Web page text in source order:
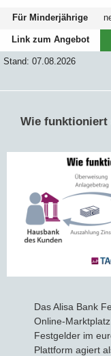
Für Minderjährige
Link zum Angebot
Stand: 07.08.2026
Wie funktioniert
Das Alisa Bank
Online-
Festgelder im
Plattform agiert